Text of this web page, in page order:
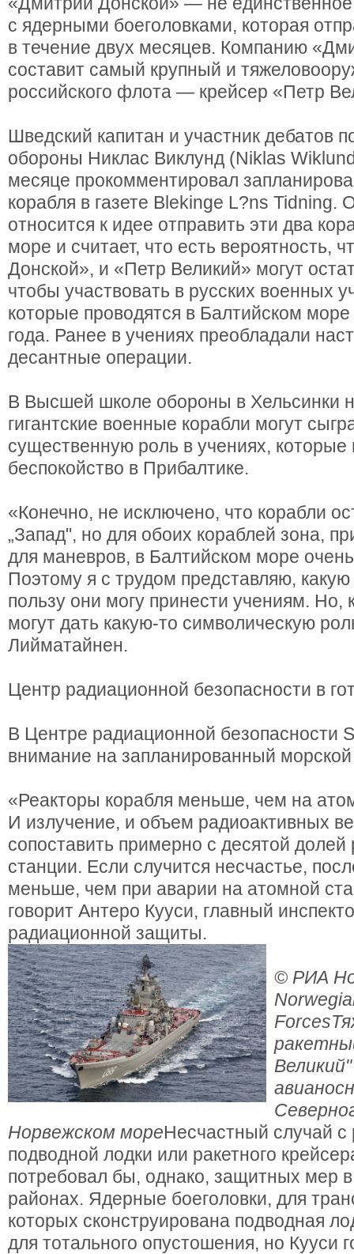
с ядерными боеголовками, которая
в течение двух месяцев. Компанию
составит самый крупный и
российского флота — крейсер «Петр
Шведский капитан и участник дебатов
обороны Никлас Виклунд (Niklas
месяце прокомментировал
корабля в газете Blekinge L?ns Tidning.
относится к идее отправить эти два
море и считает, что есть вероятность,
Донской», и «Петр Великий» могут
чтобы участвовать в русских военных
которые проводятся в Балтийском
года. Ранее в учениях преобладали
десантные операции.
В Высшей школе обороны в Хельсинки
гигантские военные корабли могут
существенную роль в учениях,
беспокойство в Прибалтике.
«Конечно, не исключено, что корабли
„Запад", но для обоих кораблей зона,
для маневров, в Балтийском море
Поэтому я с трудом представляю,
пользу они могу принести учениям. Но,
могут дать какую-то символическую
Лийматайнен.
Центр радиационной безопасности в
В Центре радиационной безопасности
внимание на запланированный морской
«Реакторы корабля меньше, чем на
И излучение, и объем радиоактивных
сопоставить примерно с десятой
станции. Если случится несчастье,
меньше, чем при аварии на атомной
говорит Антеро Кууси, главный
радиационной защиты.
© РИА
Forces
Норвежском мореНесчастный случай с
подводной лодки или ракетного
потребовал бы, однако, защитных мер
районах. Ядерные боеголовки, для
которых сконструирована подводная
для тотального опустошения, но Кууси